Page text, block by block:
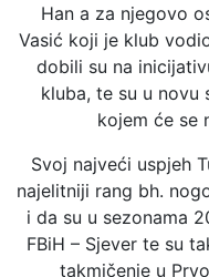
Han a za njegovo
Vasić koji je klub
dobili su na
kluba, te su u novu
kojem će se
Svoj najveći uspjeh
najelitniji rang bh.
i da su u sezonama
FBiH – Sjever te su
takmičenje u